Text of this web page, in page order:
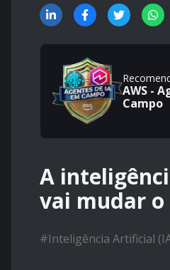
AWS -
Campo
A
vai mudar o
#Inteligência Artificial